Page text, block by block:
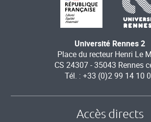
Université Rennes 2
Place du recteur Henri Le
CS 24307 - 35043 Rennes
Tél. : +33 (0)2 99 14 10
Accès directs